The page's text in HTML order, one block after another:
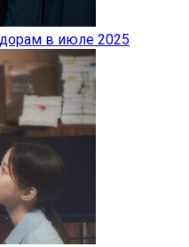
в июле 2025